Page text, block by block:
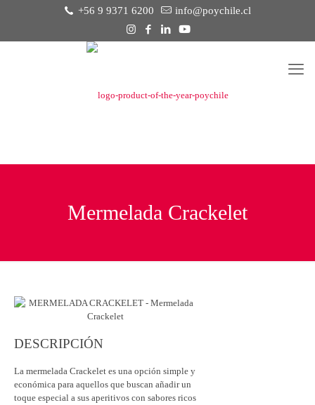
+56 9 9371 6200 info@poychile.cl
Mermelada Crackelet
DESCRIPCIÓN
La mermelada Crackelet es una opción simple y
económica para aquellos que buscan añadir un
toque especial a sus aperitivos con sabores ricos